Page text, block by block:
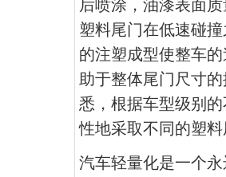
后喷涂，油漆表面
塑料尾门在低速碰
的注塑成型使整车
助于整体尾门尺寸
悉，根据车型级别
性地采取不同的塑
汽车轻量化是一个